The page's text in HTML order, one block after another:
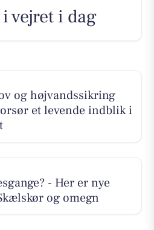
vejret i dag
og højvandssikring
et levende indblik i
- Her er nye
og omegn